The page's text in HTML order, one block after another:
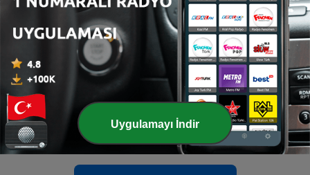
798 - Tutunamayanlar mıydık? | S2B1 - Kertenkele
Deliği Metaforundan Paradigma İnşasına: İslam
Psikolojisi
797 - Sanat Kimin Tapulu Malı? - Sesli Dergi
796 - Mümin Ölçülü Olmak Zorundadır - Sesli Dergi
11 Mayıs 2026
Uygulamayı İndir